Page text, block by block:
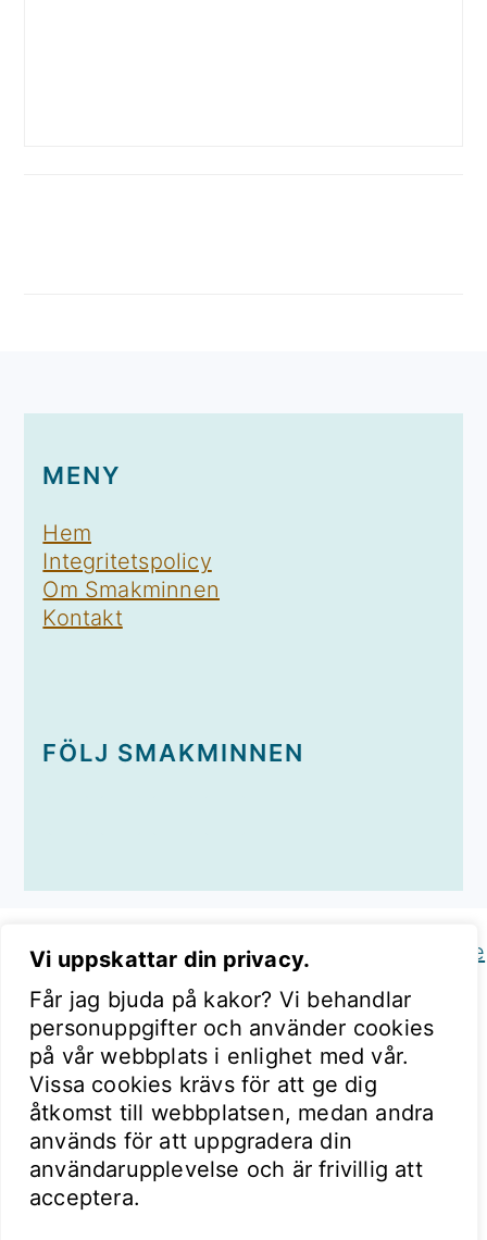
Vi uppskattar din privacy.
Får jag bjuda på kakor? Vi behandlar
personuppgifter och använder cookies
på vår webbplats i enlighet med vår.
Vissa cookies krävs för att ge dig
åtkomst till webbplatsen, medan andra
används för att uppgradera din
användarupplevelse och är frivillig att
acceptera.
MENY
Hem
Integritetspolicy
Om Smakminnen
Kontakt
FÖLJ SMAKMINNEN
Copyright © 2026 Smakminnen on the
Foodie
Pro Theme